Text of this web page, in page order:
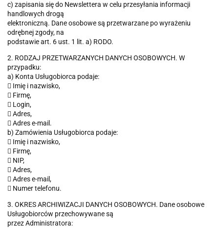
c) zapisania się do Newslettera w celu przesyłania informacji
handlowych drogą
elektroniczną. Dane osobowe są przetwarzane po wyrażeniu
odrębnej zgody, na
podstawie art. 6 ust. 1 lit. a) RODO.
2. RODZAJ PRZETWARZANYCH DANYCH OSOBOWYCH. W
przypadku:
a) Konta Usługobiorca podaje:
 Imię i nazwisko,
 Firmę,
 Login,
 Adres,
 Adres e-mail.
b) Zamówienia Usługobiorca podaje:
 Imię i nazwisko,
 Firmę,
 NIP,
 Adres,
 Adres e-mail,
 Numer telefonu.
3. OKRES ARCHIWIZACJI DANYCH OSOBOWYCH. Dane osobowe
Usługobiorców przechowywane są
przez Administratora: